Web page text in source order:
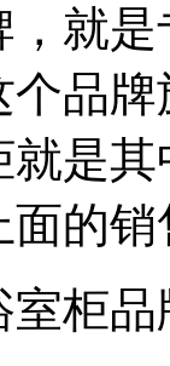
是
品
是
的
柜品